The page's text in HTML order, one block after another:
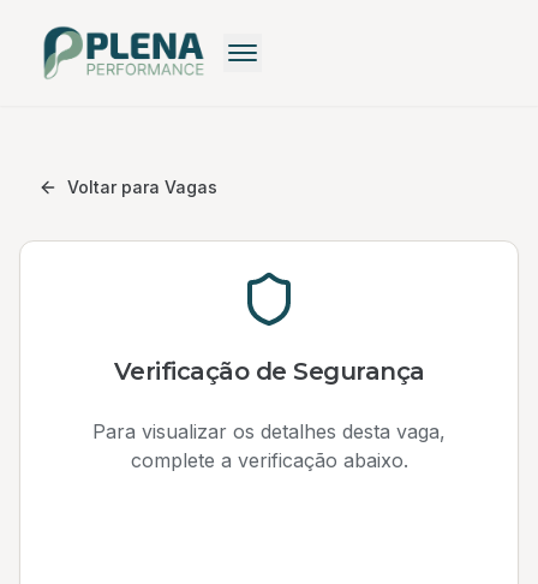
Recrutamento: Saiba mais
Voltar para Vagas
Verificação de Segurança
Para visualizar os detalhes desta vaga,
complete a verificação abaixo.